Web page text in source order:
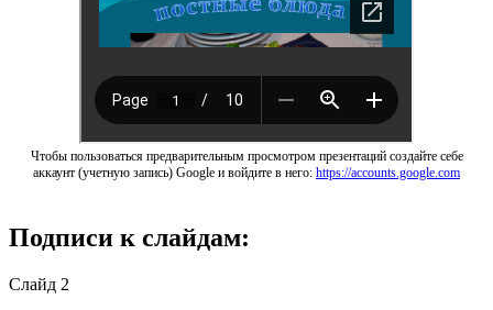
Чтобы пользоваться предварительным просмотром презентаций создайте себе
аккаунт (учетную запись) Google и войдите в него: https://accounts.google.com
Подписи к слайдам:
Слайд 2